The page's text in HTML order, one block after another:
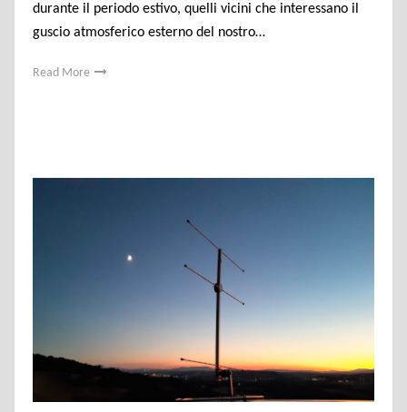
durante il periodo estivo, quelli vicini che interessano il
guscio atmosferico esterno del nostro…
Read More